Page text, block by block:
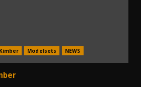
Modelsets NEWS